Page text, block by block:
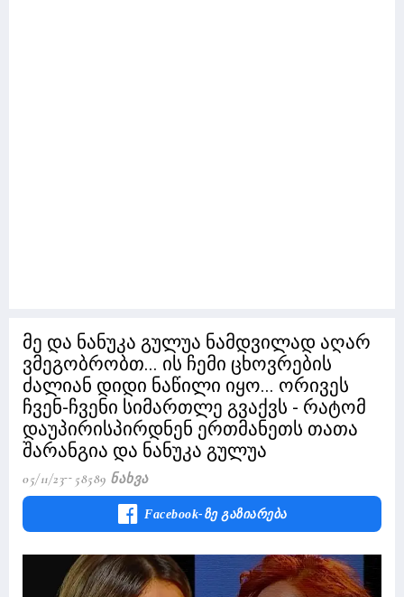
მე და ნანუკა გულუა ნამდვილად აღარ
ვმეგობრობთ... ის ჩემი ცხოვრების
ძალიან დიდი ნაწილი იყო... ორივეს
ჩვენ-ჩვენი სიმართლე გვაქვს - რატომ
დაუპირისპირდნენ ერთმანეთს თათა
შარანგია და ნანუკა გულუა
05/11/23 58589 Ნახვა
Facebook-Ზე Გაზიარება